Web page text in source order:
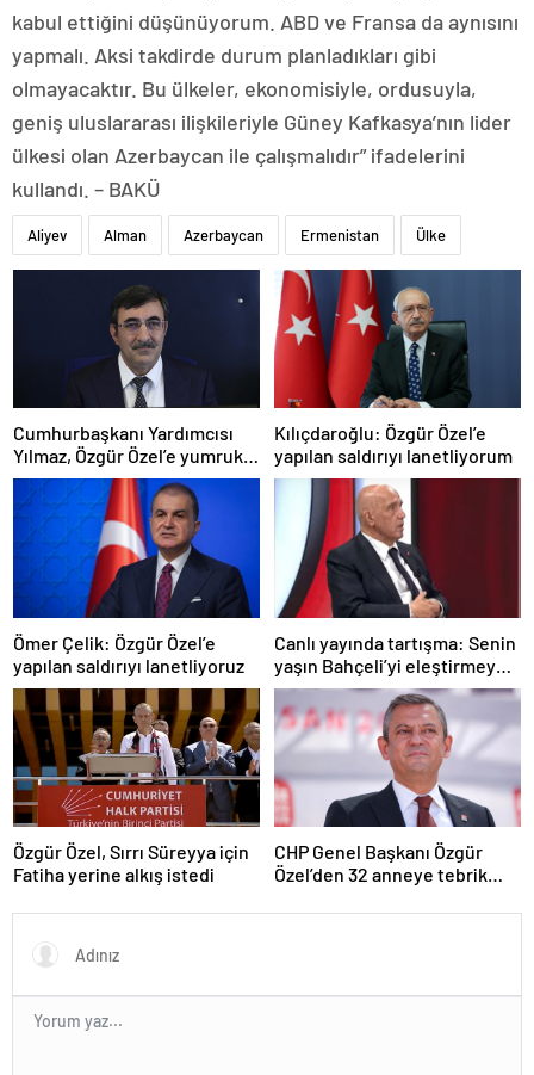
kabul ettiğini düşünüyorum. ABD ve Fransa da aynısını
yapmalı. Aksi takdirde durum planladıkları gibi
olmayacaktır. Bu ülkeler, ekonomisiyle, ordusuyla,
geniş uluslararası ilişkileriyle Güney Kafkasya’nın lider
ülkesi olan Azerbaycan ile çalışmalıdır” ifadelerini
kullandı. – BAKÜ
Aliyev Alman Azerbaycan Ermenistan Ülke
Cumhurbaşkanı Yardımcısı
Yılmaz, Özgür Özel’e yumruklu
saldırıyı kınadı
Kılıçdaroğlu: Özgür Özel’e
yapılan saldırıyı lanetliyorum
Ömer Çelik: Özgür Özel’e
yapılan saldırıyı lanetliyoruz
Canlı yayında tartışma: Senin
yaşın Bahçeli’yi eleştirmeye
yetmez
Özgür Özel, Sırrı Süreyya için
Fatiha yerine alkış istedi
CHP Genel Başkanı Özgür
Özel’den 32 anneye tebrik